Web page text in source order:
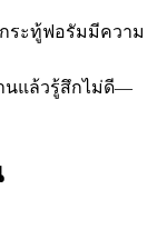
กระทู้ฟอรัมมีความ
านแล้วรู้สึกไม่ดี—